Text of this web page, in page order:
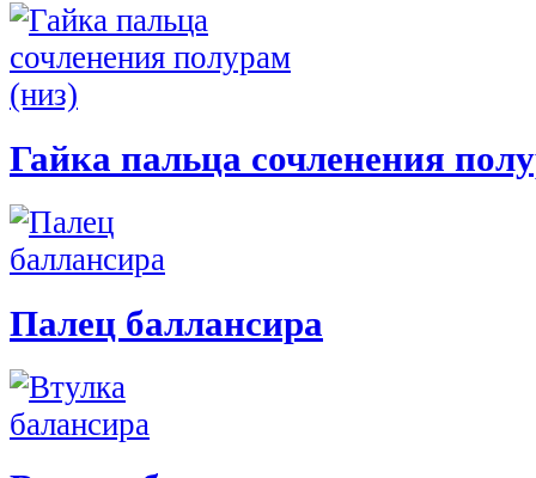
Гайка пальца сочленения
Палец баллансира